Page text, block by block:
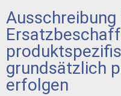
Ausschreibung
grundsätzlich
erfolgen